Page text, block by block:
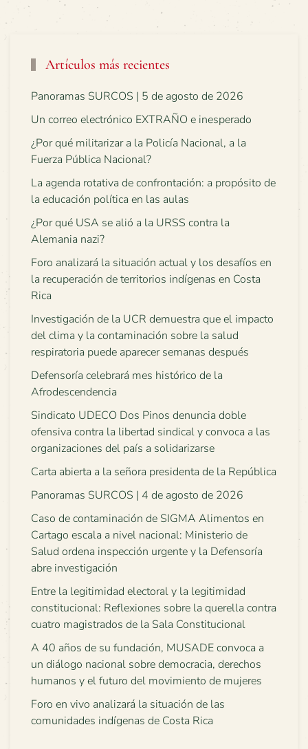
Artículos más recientes
Panoramas SURCOS | 5 de agosto de 2026
Un correo electrónico EXTRAÑO e inesperado
¿Por qué militarizar a la Policía Nacional, a la
Fuerza Pública Nacional?
La agenda rotativa de confrontación: a propósito de
la educación política en las aulas
¿Por qué USA se alió a la URSS contra la
Alemania nazi?
Foro analizará la situación actual y los desafíos en
la recuperación de territorios indígenas en Costa
Rica
Investigación de la UCR demuestra que el impacto
del clima y la contaminación sobre la salud
respiratoria puede aparecer semanas después
Defensoría celebrará mes histórico de la
Afrodescendencia
Sindicato UDECO Dos Pinos denuncia doble
ofensiva contra la libertad sindical y convoca a las
organizaciones del país a solidarizarse
Carta abierta a la señora presidenta de la República
Panoramas SURCOS | 4 de agosto de 2026
Caso de contaminación de SIGMA Alimentos en
Cartago escala a nivel nacional: Ministerio de
Salud ordena inspección urgente y la Defensoría
abre investigación
Entre la legitimidad electoral y la legitimidad
constitucional: Reflexiones sobre la querella contra
cuatro magistrados de la Sala Constitucional
A 40 años de su fundación, MUSADE convoca a
un diálogo nacional sobre democracia, derechos
humanos y el futuro del movimiento de mujeres
Foro en vivo analizará la situación de las
comunidades indígenas de Costa Rica